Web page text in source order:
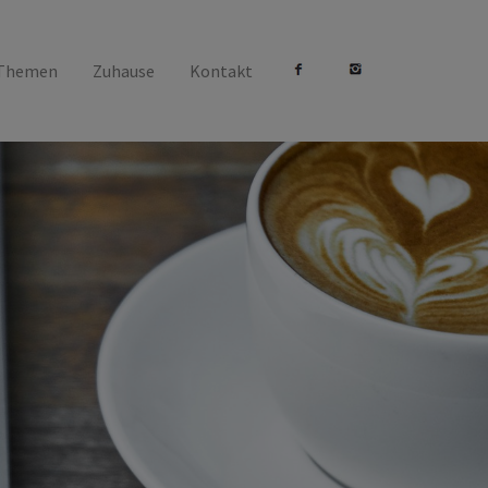
Zuhause Kontakt